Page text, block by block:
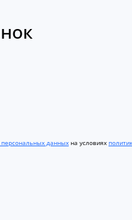
персональных данных на условиях